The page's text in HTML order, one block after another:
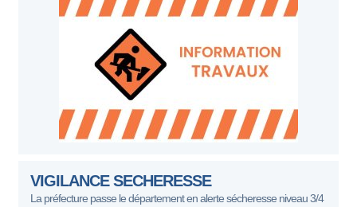
VIGILANCE SECHERESSE
La préfecture passe le département en alerte sécheresse niveau 3/4